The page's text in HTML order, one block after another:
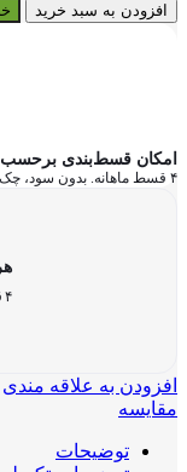
افزودن به سبد خرید
امکان قسط‌بندی برحسب
۴ قسط ماهانه. بدون سود، چک و ضامن.
۴ قسط ماهانه. بدون سود، چک و ضامن.
افزودن به علاقه مندی
مقایسه
توضیحات